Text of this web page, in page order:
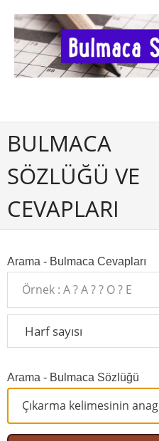
BULMACA
SÖZLÜĞÜ VE
CEVAPLARI
Arama - Bulmaca Cevapları
Arama - Bulmaca Sözlüğü